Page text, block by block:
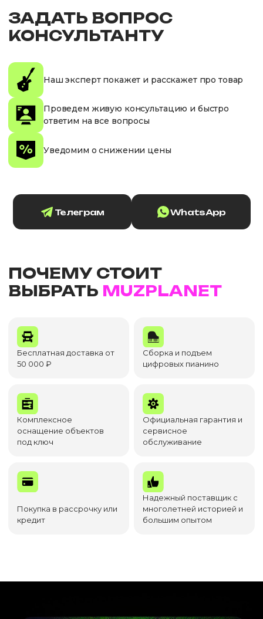
ЗАДАТЬ ВОПРОС
КОНСУЛЬТАНТУ
Наш эксперт покажет и расскажет про товар
Проведем живую консультацию и быстро
ответим на все вопросы
Уведомим о снижении цены
Телеграм WhatsApp
ПОЧЕМУ СТОИТ
ВЫБРАТЬ MUZPLANET
Бесплатная доставка от
50 000 ₽
Сборка и подъем
цифровых пианино
Комплексное
оснащение объектов
под ключ
Официальная гарантия и
сервисное
обслуживание
Покупка в рассрочку или
кредит
Надежный поставщик с
многолетней историей и
большим опытом